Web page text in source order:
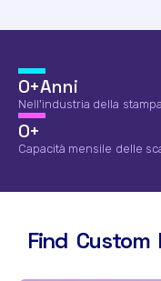
Nell'industria della stampa
0+Anni
Capacità mensile delle
0+
Find